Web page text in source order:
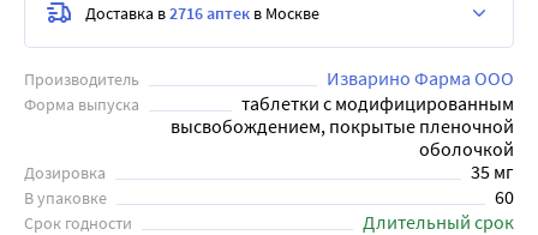
Производитель Изварино Фарма ООО
Форма выпуска
таблетки с модифицированным
высвобождением, покрытые пленочной
оболочкой
Дозировка 35 мг
В упаковке 60
Срок годности Длительный срок
Доставка в2716 аптек в Москве